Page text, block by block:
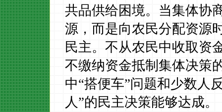
共品供给困境。当集体协
源，而是向农民分配资源
民主。不从农民中收取资
不缴纳资金抵制集体决策
中“搭便车”问题和少数人
人”的民主决策能够达成。